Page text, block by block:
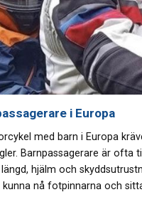
i Europa
med barn i Europa
Barnpassagerare är ofta
längd, hjälm och
nå fotpinnarna och